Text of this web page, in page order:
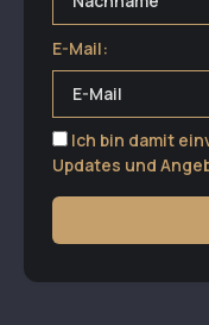
E-Mail:
Ich bin damit
Updates und